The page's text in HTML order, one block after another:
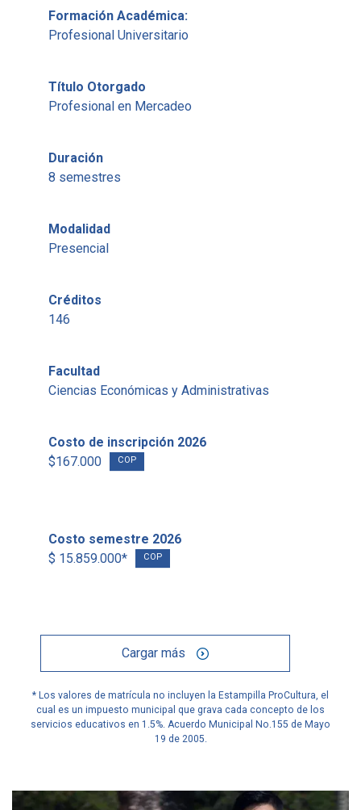
Formación Académica:
Profesional Universitario
Título Otorgado
Profesional en Mercadeo
Duración
8 semestres
Modalidad
Presencial
Créditos
146
Facultad
Ciencias Económicas y Administrativas
Costo de inscripción 2026
$167.000
COP
Costo semestre 2026
$ 15.859.000*
COP
Cargar más
* Los valores de matrícula no incluyen la Estampilla ProCultura, el
cual es un impuesto municipal que grava cada concepto de los
servicios educativos en 1.5%. Acuerdo Municipal No.155 de Mayo
19 de 2005.